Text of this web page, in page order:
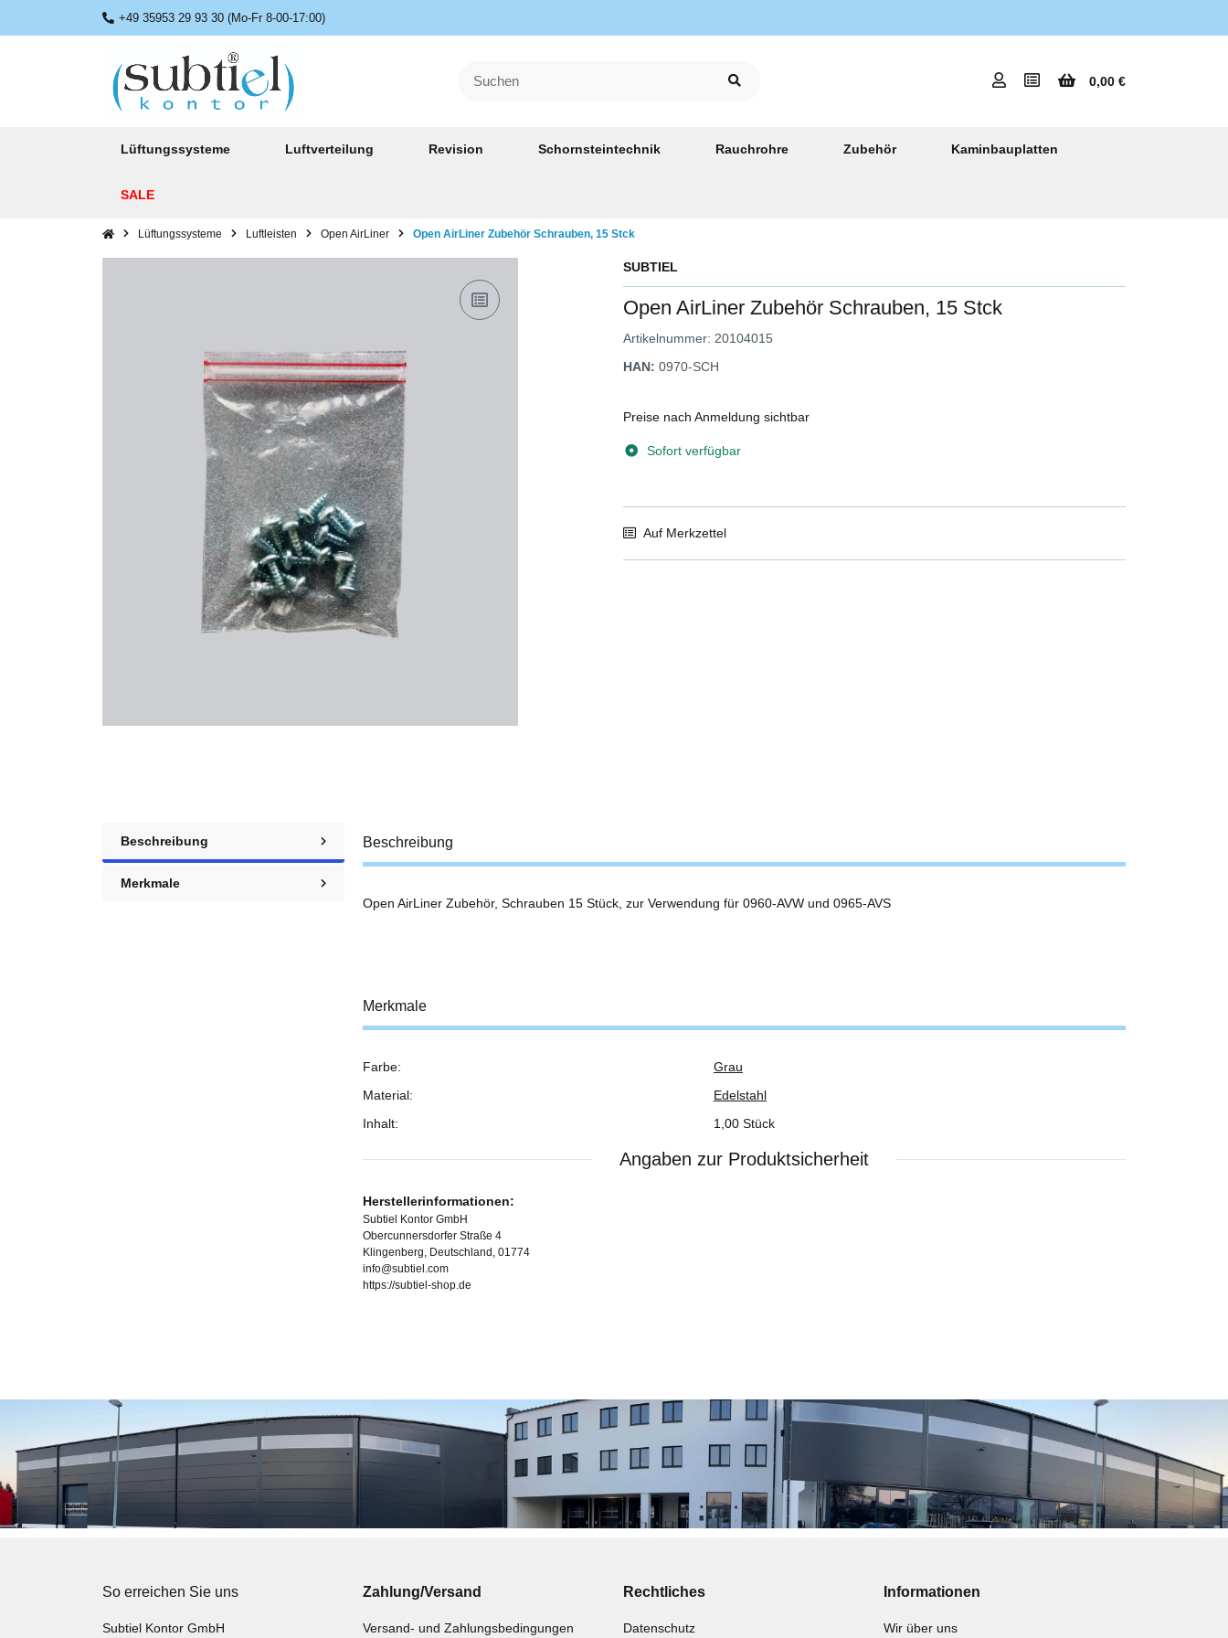
+49 35953 29 93 30 (Mo-Fr 8-00-17:00)
0,00 €
Lüftungssysteme Luftverteilung Revision Schornsteintechnik Rauchrohre Zubehör Kaminbauplatten
SALE
Lüftungssysteme Luftleisten Open AirLiner Open AirLiner Zubehör Schrauben, 15 Stck
SUBTIEL
Open AirLiner Zubehör Schrauben, 15 Stck
Artikelnummer: 20104015
HAN: 0970-SCH
Preise nach Anmeldung sichtbar
Sofort verfügbar
Auf Merkzettel
Beschreibung
Merkmale
Beschreibung
Open AirLiner Zubehör, Schrauben 15 Stück, zur Verwendung für 0960-AVW und 0965-AVS
Merkmale
Produkteigenschaft
Wert
Farbe:
Grau
Material:
Edelstahl
Inhalt:
1,00 Stück
Angaben zur Produktsicherheit
Herstellerinformationen:
Subtiel Kontor GmbH
Obercunnersdorfer Straße 4
Klingenberg, Deutschland, 01774
info@subtiel.com
https://subtiel-shop.de
So erreichen Sie uns
Subtiel Kontor GmbH
Zahlung/Versand
Versand- und Zahlungsbedingungen
Rechtliches
Datenschutz
Informationen
Wir über uns